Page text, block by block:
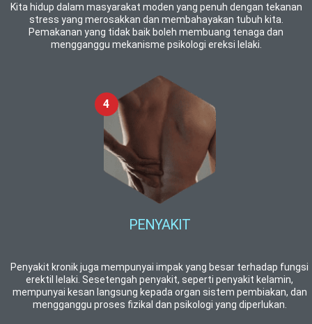
Kita hidup dalam masyarakat moden yang penuh dengan tekanan
stress yang merosakkan dan membahayakan tubuh kita.
Pemakanan yang tidak baik boleh membuang tenaga dan
mengganggu mekanisme psikologi ereksi lelaki.
PENYAKIT
Penyakit kronik juga mempunyai impak yang besar terhadap fungsi
erektil lelaki. Sesetengah penyakit, seperti penyakit kelamin,
mempunyai kesan langsung kepada organ sistem pembiakan, dan
mengganggu proses fizikal dan psikologi yang diperlukan.